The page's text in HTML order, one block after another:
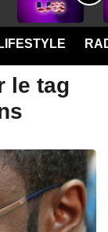
LIFESTYLE
le tag